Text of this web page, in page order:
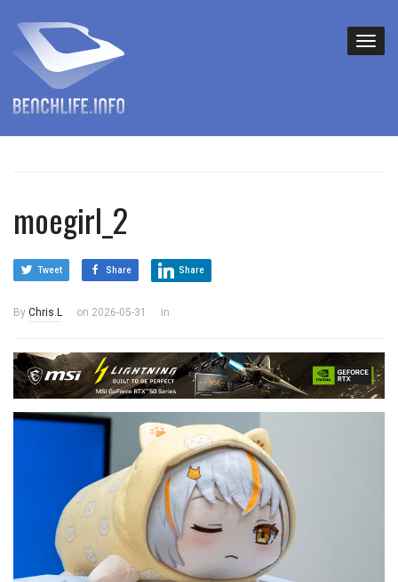
moegirl_2
Tweet Share Share
By Chris.L on 2026-05-31 in